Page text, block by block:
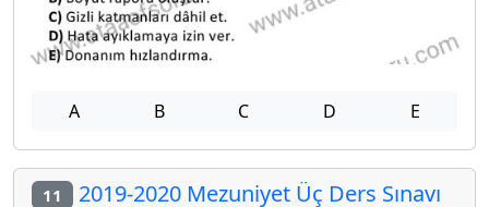
A B C D E
11 2019-2020 Mezuniyet Üç Ders Sınavı